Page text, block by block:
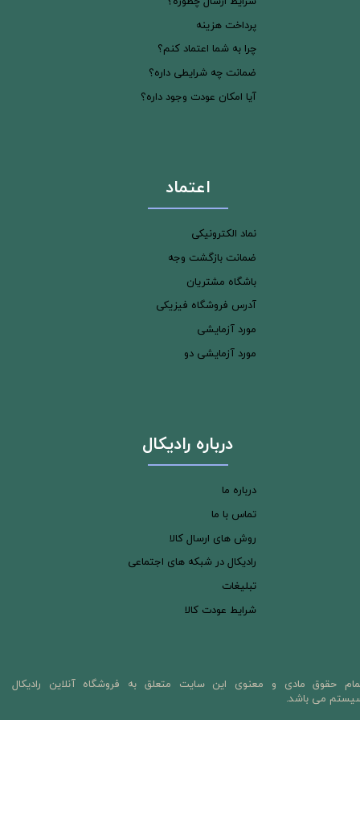
پرداخت هزینه
چرا به شما اعتماد کنم؟
ضمانت چه شرایطی داره؟
آیا امکان عودت وجود داره؟
حقوق مادی و معنوی این سایت متعلق به فروشگاه آنلاین رادیکال
می باشد.
اعتماد
نماد الکترونیکی
ضمانت بازگشت وجه
باشگاه مشتریان
آدرس فروشگاه فیزیکی
مورد آزمایشی
مورد آزمایشی دو
درباره رادیکال
درباره ما
تماس با ما
روش های ارسال کالا
رادیکال در شبکه های اجتماعی
تبلیغات
شرایط عودت کالا